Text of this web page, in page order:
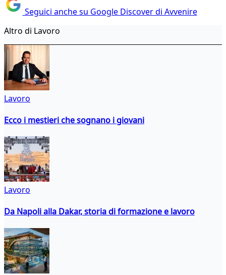
Seguici anche su Google Discover di Avvenire
Altro di Lavoro
Lavoro
Ecco i mestieri che sognano i giovani
Lavoro
Da Napoli alla Dakar, storia di formazione e lavoro